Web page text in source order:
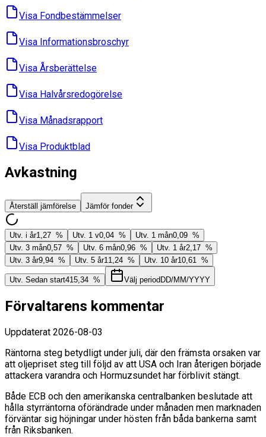
Visa Fondbes­tämmelser
Visa Informations­broschyr
Visa Års­berättelse
Visa Halvårs­redogörelse
Visa Månads­rapport
Visa Produktblad
Avkastning
Återställ jämförelse Jämför fonder
Utv. i år1,27 % Utv. 1 v0,04 % Utv. 1 mån0,09 %
Utv. 3 mån0,57 % Utv. 6 mån0,96 % Utv. 1 år2,17 %
Utv. 3 år9,94 % Utv. 5 år11,24 % Utv. 10 år10,61 %
Utv. Sedan start415,34 % Välj period DD/MM/YYYY
Förvaltarens kommentar
Uppdaterat 2026-08-03
Räntorna steg betydligt under juli, där den främsta orsaken var
att oljepriset steg till följd av att USA och Iran återigen började
attackera varandra och Hormuzsundet har förblivit stängt.
Både ECB och den amerikanska centralbanken beslutade att
hålla styrräntorna oförändrade under månaden men marknaden
förväntar sig höjningar under hösten från båda bankerna samt
från Riksbanken.